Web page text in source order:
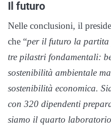
Il futuro
Nelle conclusioni, il
che “per il futuro la partita
tre pilastri fondamentali:
sostenibilità ambientale
sostenibilità economica.
con 320 dipendenti
siamo il quarto